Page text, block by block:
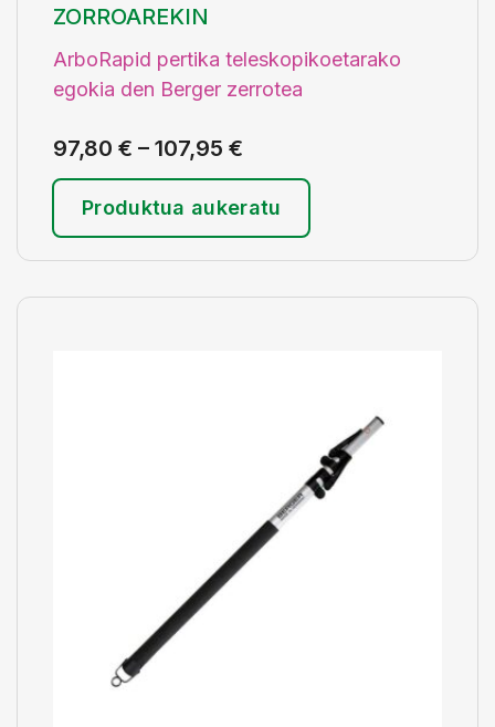
ZORROAREKIN
ArboRapid pertika teleskopikoetarako
egokia den Berger zerrotea
97,80 € – 107,95 €
Produktua aukeratu